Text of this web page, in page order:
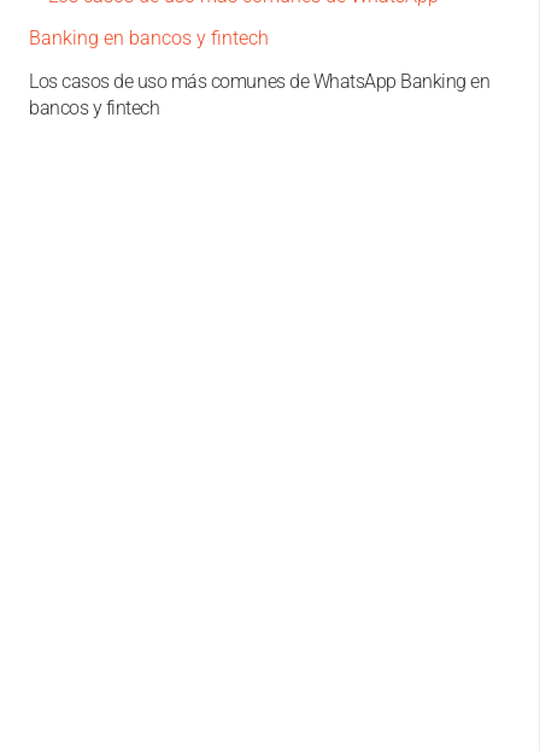
Los casos de uso más comunes de WhatsApp Banking en
bancos y fintech